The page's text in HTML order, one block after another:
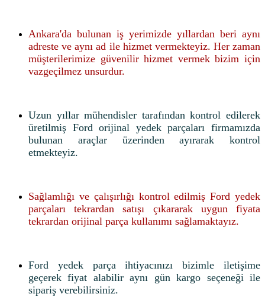
Ankara'da bulunan iş yerimizde yıllardan beri aynı
adreste ve aynı ad ile hizmet vermekteyiz. Her zaman
müşterilerimize güvenilir hizmet vermek bizim için
vazgeçilmez unsurdur.
Uzun yıllar mühendisler tarafından kontrol edilerek
üretilmiş Ford orijinal yedek parçaları firmamızda
bulunan araçlar üzerinden ayırarak kontrol
etmekteyiz.
Sağlamlığı ve çalışırlığı kontrol edilmiş Ford yedek
parçaları tekrardan satışı çıkararak uygun fiyata
tekrardan orijinal parça kullanımı sağlamaktayız.
Ford yedek parça ihtiyacınızı bizimle iletişime
geçerek fiyat alabilir aynı gün kargo seçeneği ile
sipariş verebilirsiniz.